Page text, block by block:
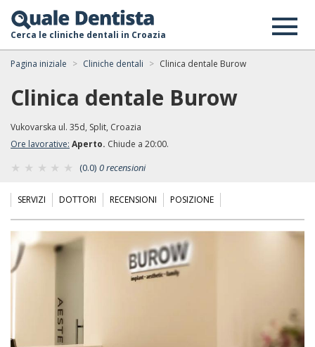
Cerca le cliniche dentali in Croazia
Pagina iniziale Cliniche dentali Clinica dentale Burow
Clinica dentale Burow
Vukovarska ul. 35d, Split, Croazia
Ore lavorative: Aperto. Chiude a 20:00.
(0.0) 0 recensioni
SERVIZI DOTTORI RECENSIONI POSIZIONE